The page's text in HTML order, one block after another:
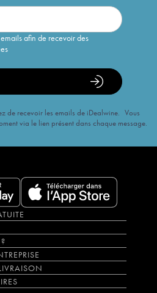
afin de recevoir des
de recevoir les emails de iDealwine. Vous
via le lien présent dans chaque message.